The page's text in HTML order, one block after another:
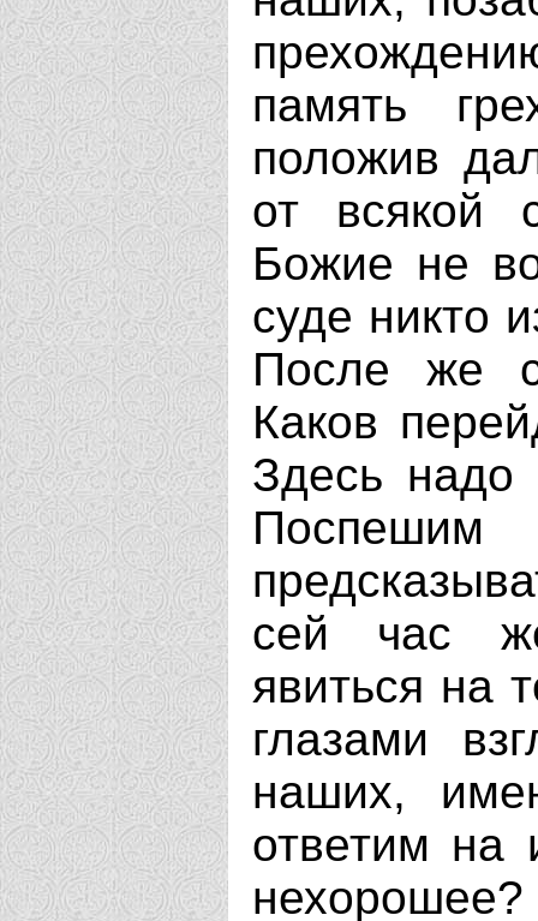
память
положив
от всякой
Божие не
суде никто
После же
Каков
Здесь надо
сей час
явиться на
глазами
наших,
ответим на